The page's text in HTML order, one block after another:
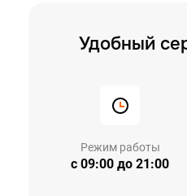
Удобный
Режим работы
с 09:00 до 21:00